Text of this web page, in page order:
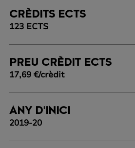
CRÈDITS ECTS
123 ECTS
PREU CRÈDIT ECTS
17,69 €/crèdit
ANY D'INICI
2019-20